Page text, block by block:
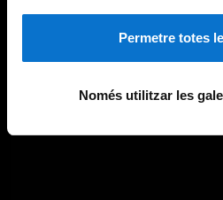
Permetre totes
Només utilitzar les